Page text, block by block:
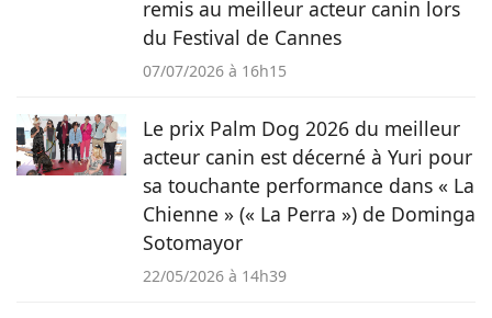
remis au meilleur acteur canin lors
du Festival de Cannes
07/07/2026 à 16h15
Le prix Palm Dog 2026 du meilleur
acteur canin est décerné à Yuri pour
sa touchante performance dans « La
Chienne » (« La Perra ») de Dominga
Sotomayor
22/05/2026 à 14h39